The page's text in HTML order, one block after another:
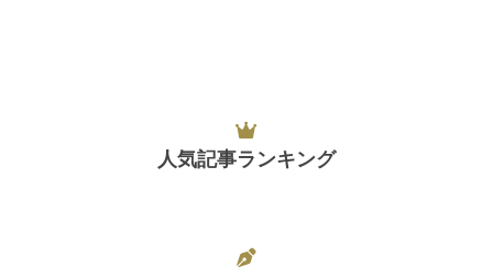
人気記事ランキング